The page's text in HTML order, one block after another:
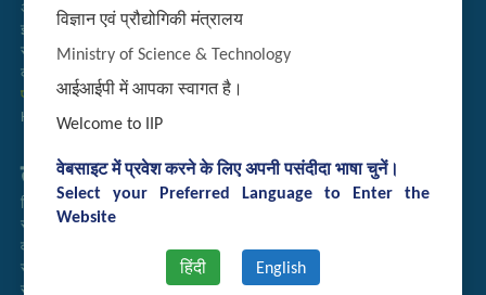
विज्ञान एवं प्रौद्योगिकी मंत्रालय
Ministry of Science & Technology
आईआईपी में आपका स्वागत है।
Welcome to IIP
वेबसाइट में प्रवेश करने के लिए अपनी पसंदीदा भाषा चुनें।
Select your Preferred Language to Enter the
Website
हिंदी English
अतिथि गृह आरक्षण
इंट्रानेट
संग्रह
कर्मचारी खोज
प्रौद्योगिकी ब्रोशर
Handling of Complaints of Sexual Harassment
तुरत लिंक्स
निदेशिका
समाचारपत्र
वार्षिक प्रतिवेदन
राजभाषा अनुभाग
सूचना का अधिकार